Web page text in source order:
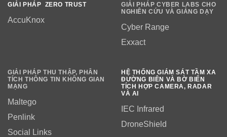
GIẢI PHÁP ZERO TRUST
AccuKnox
GIẢI PHÁP CYBER LABS CHO
NGHIÊN CỨU VÀ GIẢNG DẠY
Cyber Range
Exxact
GIẢI PHÁP THU THẬP, PHÂN
TÍCH THÔNG TIN KHÔNG GIAN
MẠNG
Maltego
Penlink
Social Links
HỆ THỐNG GIÁM SÁT TẦM XA
ĐƯỜNG BIÊN VÀ BỜ BIỂN
TÍCH HỢP CAMERA, RADAR
VÀ AI
IEC Infrared
DroneShield